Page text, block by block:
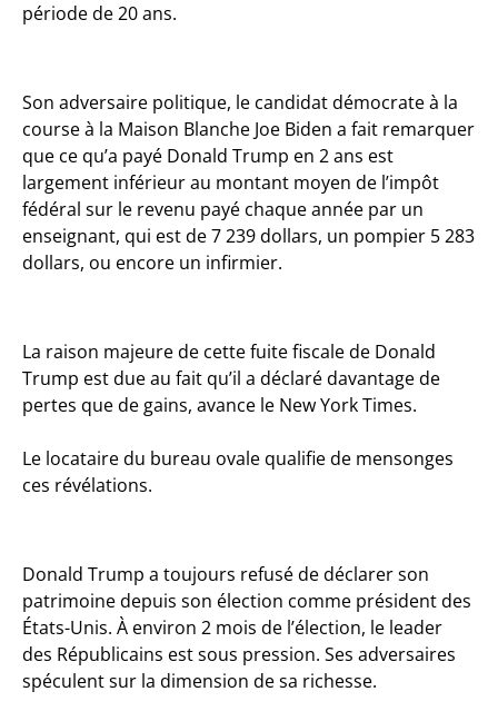
période de 20 ans.
Son adversaire politique, le candidat démocrate à la
course à la Maison Blanche Joe Biden a fait remarquer
que ce qu’a payé Donald Trump en 2 ans est
largement inférieur au montant moyen de l’impôt
fédéral sur le revenu payé chaque année par un
enseignant, qui est de 7 239 dollars, un pompier 5 283
dollars, ou encore un infirmier.
La raison majeure de cette fuite fiscale de Donald
Trump est due au fait qu’il a déclaré davantage de
pertes que de gains, avance le New York Times.
Le locataire du bureau ovale qualifie de mensonges
ces révélations.
Donald Trump a toujours refusé de déclarer son
patrimoine depuis son élection comme président des
États-Unis. À environ 2 mois de l’élection, le leader
des Républicains est sous pression. Ses adversaires
spéculent sur la dimension de sa richesse.